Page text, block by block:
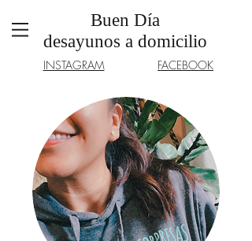
Buen Día
desayunos a domicilio
INSTAGRAM FACEBOOK